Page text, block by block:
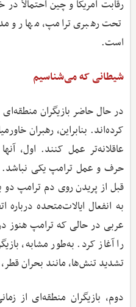
رقابت آمریکا و چین احتمالاً در
تحت رهبری ترامپ، مهار و
است.
شیطانی که می‌شناسیم
در حال حاضر بازیگران
کرده‌اند. بنابراین، رهبران
عاقلانه‌تر عمل کنند. اول،
حرف و عمل ترامپ یکی نباشد.
قبل از پریدن روی دم ترامپ دو
به انفعال ایالات‌متحده
عربی در حالی که ترامپ هنوز
را آغاز کرد. به‌طور مشابه،
تشدید تنش‌ها، مانند بحران
دوم، بازیگران منطقه‌ای از